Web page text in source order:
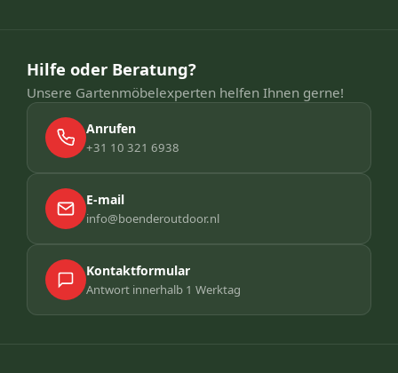
Hilfe oder Beratung?
Unsere Gartenmöbelexperten helfen Ihnen gerne!
Anrufen
+31 10 321 6938
E-mail
info@boenderoutdoor.nl
Kontaktformular
Antwort innerhalb 1 Werktag